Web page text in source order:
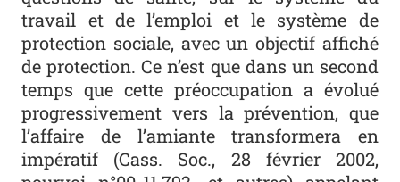
travail et de l’emploi et le système de
protection sociale, avec un objectif affiché
de protection. Ce n’est que dans un second
temps que cette préoccupation a évolué
progressivement vers la prévention, que
l’affaire de l’amiante transformera en
impératif (Cass. Soc., 28 février 2002,